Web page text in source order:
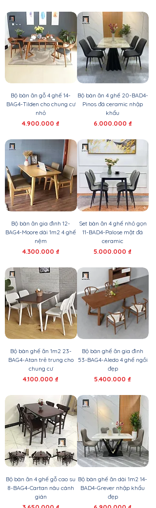
Bộ bàn ăn gỗ 4 ghế 14-
BAG4-Tilden cho chung cư
nhỏ
Giá
4.900.000 ₫
Bộ bàn ăn 4 ghế 20-BAD4-
Pinos đá ceramic nhập
khẩu
Giá
6.000.000 ₫
Bộ bàn ăn gia đình 12-
BAG4-Moore dài 1m2 4 ghế
nệm
Giá
4.300.000 ₫
Set bàn ăn 4 ghế nhỏ gọn
11-BAD4-Palose mặt đá
ceramic
Giá
5.000.000 ₫
Bộ bàn ghế ăn 1m2 23-
BAG4-Atan trẻ trung cho
chung cư
Giá
4.100.000 ₫
Bộ bàn ghế ăn gia đình
53-BAG4-Aledo 4 ghế ngồi
đẹp
Giá
5.400.000 ₫
Bộ bàn ăn 4 ghế gỗ cao su
8-BAG4-Cartan nâu cánh
gián
Giá
Bộ bàn ghế ăn dài 1m2 14-
BAD4-Grever nhập khẩu
đẹp
Giá